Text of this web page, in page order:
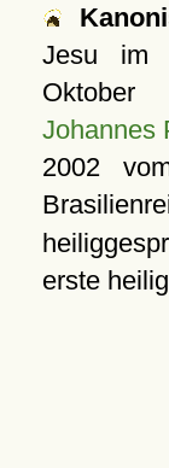
Jesu im
Johannes
2002vom
erste